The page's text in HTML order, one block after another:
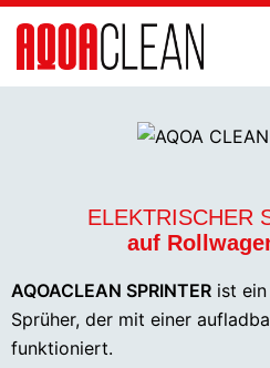
ELEKTRISCHER
auf
AQOACLEAN SPRINTER ist
Sprüher, der mit einer
funktioniert.